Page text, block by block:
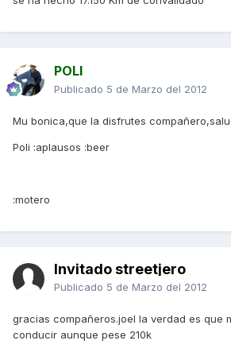
POLI
Publicado 5 de Marzo del 2012
Mu bonica,que la disfrutes
Poli :aplausos :beer
:motero
Invitado streetjero
Publicado 5 de Marzo del 2012
gracias compañeros.joel la verdad es que
conducir aunque pese 210k